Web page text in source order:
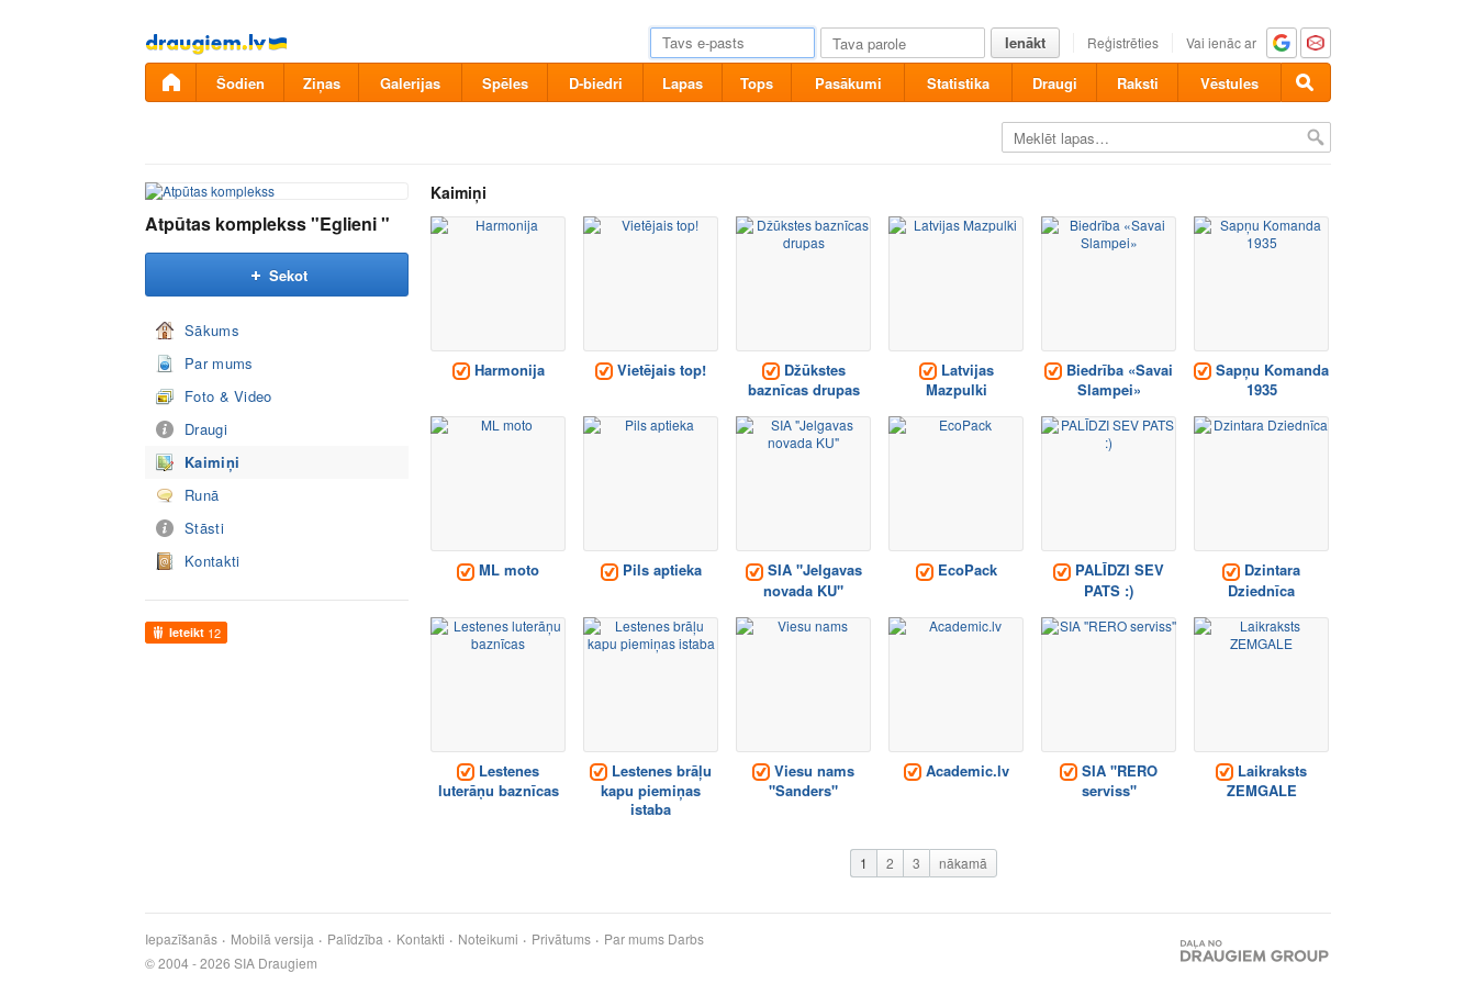
Pāriet
uz
saturu
Ienākt Reģistrēties Vai ienāc ar
Šodien Ziņas Galerijas Spēles D-biedri Lapas Tops Pasākumi Statistika Draugi Raksti Vēstules
Atpūtas komplekss "Eglieni "
Sekot
Sākums
Par mums
Foto & Video
Draugi
Kaimiņi
Runā
Stāsti
Kontakti
Ieteikt 12
Kaimiņi
Harmonija Vietējais top!
Džūkstes
baznīcas drupas
Latvijas
Mazpulki
Biedrība «Savai
Slampei»
Sapņu Komanda
1935
ML moto Pils aptieka
SIA "Jelgavas
novada KU"
EcoPack
PALĪDZI SEV
PATS :)
Dzintara
Dziednīca
Lestenes
luterāņu baznīcas
Lestenes brāļu
kapu piemiņas
istaba
Viesu nams
"Sanders"
Academic.lv
SIA ''RERO
serviss''
Laikraksts
ZEMGALE
1 2 3 nākamā
Iepazīšanās Mobilā versija Palīdzība Kontakti Noteikumi Privātums Par mums Darbs
© 2004 - 2026 SIA Draugiem